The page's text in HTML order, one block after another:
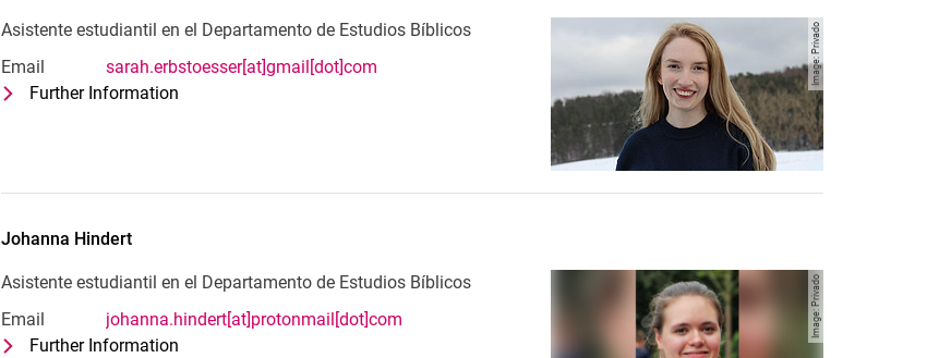
Asistente estudiantil en el Departamento de Estudios Bíblicos
Email
sarah.erbstoesser[at]gmail[dot]com
Further Information
Asistente estudiantil en el Departamento de Estudios Bíblicos
Image: Privado
Johanna Hindert
Asistente estudiantil en el Departamento de Estudios Bíblicos
Email
johanna.hindert[at]protonmail[dot]com
Further Information
Image: Privado